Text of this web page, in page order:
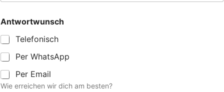
Antwortwunsch
Telefonisch
Per WhatsApp
Per Email
Wie erreichen wir dich am besten?